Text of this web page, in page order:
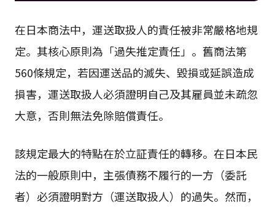
在日本商法中，運送取扱人的責任被非常嚴格地規
定。其核心原則為「過失推定責任」。舊商法第
560條規定，若因運送品的滅失、毀損或延誤造成
損害，運送取扱人必須證明自己及其雇員並未疏忽
大意，否則無法免除賠償責任。
該規定最大的特點在於立証責任的轉移。在日本民
法的一般原則中，主張債務不履行的一方（委託
者）必須證明對方（運送取扱人）的過失。然而，